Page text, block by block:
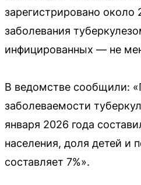
зарегистрировано около
заболевания
инфицированных — не
В ведомстве сообщили:
заболеваемости
января 2026 года
населения, доля детей и
составляет 7%».